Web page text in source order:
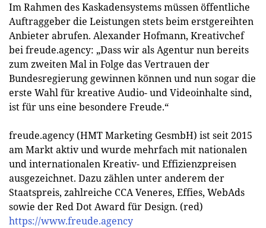
Im Rahmen des Kaskadensystems müssen öffentliche
Auftraggeber die Leistungen stets beim erstgereihten
Anbieter abrufen. Alexander Hofmann, Kreativchef
bei freude.agency: „Dass wir als Agentur nun bereits
zum zweiten Mal in Folge das Vertrauen der
Bundesregierung gewinnen können und nun sogar die
erste Wahl für kreative Audio- und Videoinhalte sind,
ist für uns eine besondere Freude.“
freude.agency (HMT Marketing GesmbH) ist seit 2015
am Markt aktiv und wurde mehrfach mit nationalen
und internationalen Kreativ- und Effizienzpreisen
ausgezeichnet. Dazu zählen unter anderem der
Staatspreis, zahlreiche CCA Veneres, Effies, WebAds
sowie der Red Dot Award für Design. (red)
https://www.freude.agency